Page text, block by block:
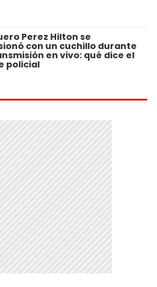
Perez Hilton se
con un cuchillo durante
en vivo: qué dice el
policial